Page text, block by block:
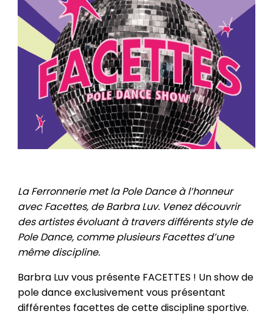
La Ferronnerie met la Pole Dance à l’honneur
avec Facettes, de Barbra Luv. Venez découvrir
des artistes évoluant à travers différents style de
Pole Dance, comme plusieurs Facettes d’une
même discipline.
Barbra Luv vous présente FACETTES ! Un show de
pole dance exclusivement vous présentant
différentes facettes de cette discipline sportive.